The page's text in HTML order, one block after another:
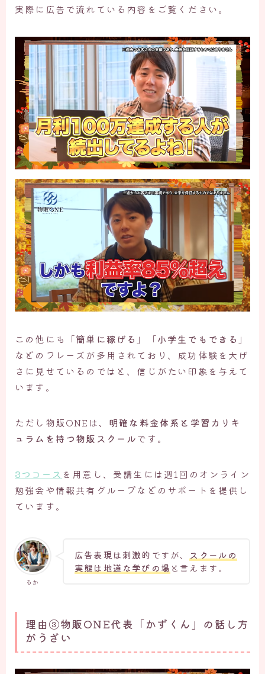
実際に広告で流れている内容をご覧ください。
この他にも「簡単に稼げる 」「小学生でもできる 」
などのフレーズが多用されており、成功体験を大げ
さに見せているのではと、信じがたい印象を与えて
います。
ただし物販ONEは、 明確な料金体系と学習カリキ
ュラムを持つ物販スクールです。
3つコース を用意し、受講生には週1回のオンライン
勉強会や情報共有グループなどのサポートを提供し
ています。
るか
広告表現は刺激的 ですが、 スクールの
実態は地道な学びの場 と言えます。
理由③物販ONE代表「かずくん」の話し方
がうざい